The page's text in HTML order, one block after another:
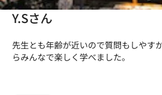
Y.Sさん
先生とも年齢が近いので質問もしやす
らみんなで楽しく学べました。